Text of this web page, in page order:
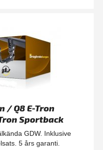
/ Q8 E-Tron
Sportback
GDW. Inklusive
5 års garanti.